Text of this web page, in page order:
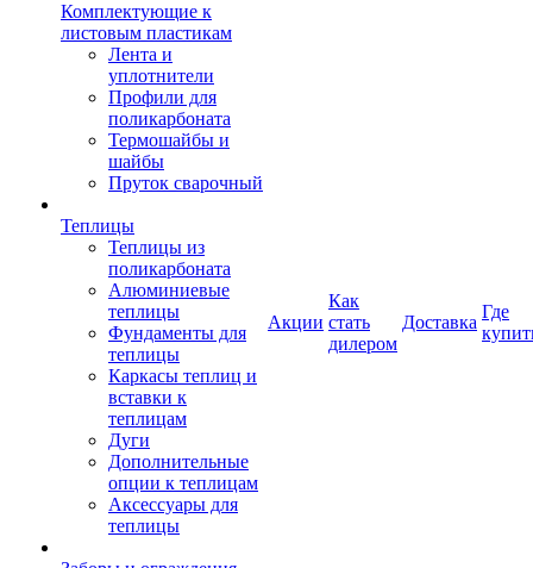
Комплектующие к
листовым пластикам
Лента и
уплотнители
Профили для
поликарбоната
Термошайбы и
шайбы
Пруток сварочный
Теплицы
Теплицы из
поликарбоната
Алюминиевые
теплицы
Фундаменты для
теплицы
Каркасы теплиц и
вставки к
теплицам
Дуги
Дополнительные
опции к теплицам
Аксессуары для
теплицы
Акции
Как
стать
дилером
Доставка
Где